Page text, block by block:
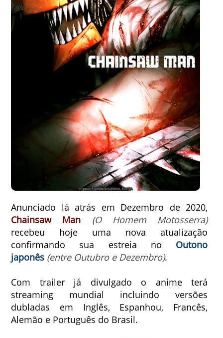
Anunciado lá atrás em Dezembro de 2020,
Chainsaw Man
(O Homem Motosserra)
recebeu hoje uma nova atualização
confirmando sua estreia no Outono
japonês (entre Outubro e Dezembro).
Com trailer já divulgado o anime terá
streaming mundial incluindo versões
dubladas em Inglês, Espanhou, Francês,
Alemão e Português do Brasil.